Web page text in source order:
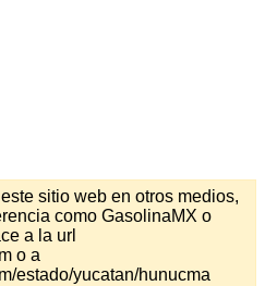
sitio web en otros medios,
como GasolinaMX o
a la url
o a
estado/yucatan/hunucma